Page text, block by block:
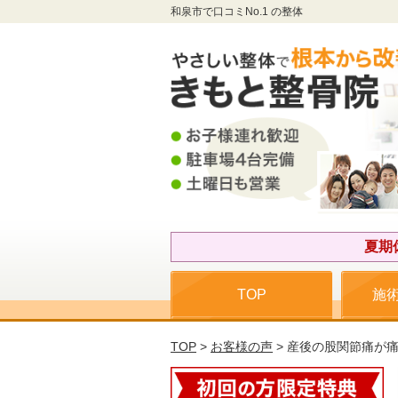
和泉市で口コミNo.1 の整体
夏期
TOP 施
TOP > お客様の声 > 産後の股関節痛が